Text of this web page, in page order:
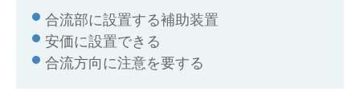
合流部に設置する補助装置
安価に設置できる
合流方向に注意を要する